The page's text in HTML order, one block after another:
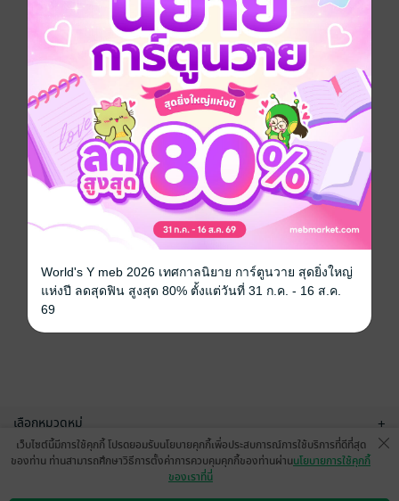
เลือกหมวดหมู่ +
บริการช่วยเหลือ
เว็บไซต์นี้มีการใช้คุกกี้ โปรดยอมรับนโยบายคุกกี้เพื่อประสบการณ์การใช้บริการที่ดีที่สุด
ของท่าน ท่านสามารถศึกษาวิธีการตั้งค่าการควบคุมคุกกี้ของท่านผ่านนโยบายการใช้คุกกี้
ของเราที่นี่
World's Y meb 2026 เทศกาลนิยาย การ์ตูนวาย สุดยิ่งใหญ่
แห่งปี ลดสุดฟิน สูงสุด 80% ตั้งแต่วันที่ 31 ก.ค. - 16 ส.ค.
69